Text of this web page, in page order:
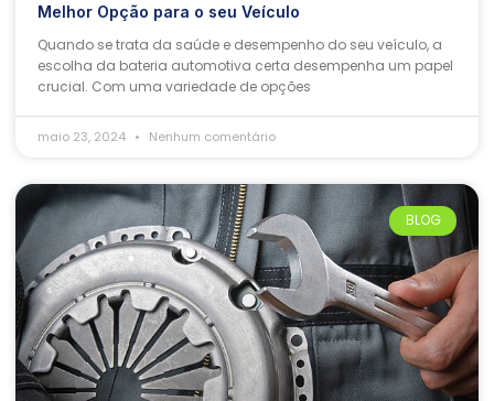
Melhor Opção para o seu Veículo
Quando se trata da saúde e desempenho do seu veículo, a
escolha da bateria automotiva certa desempenha um papel
crucial. Com uma variedade de opções
maio 23, 2024 Nenhum comentário
BLOG